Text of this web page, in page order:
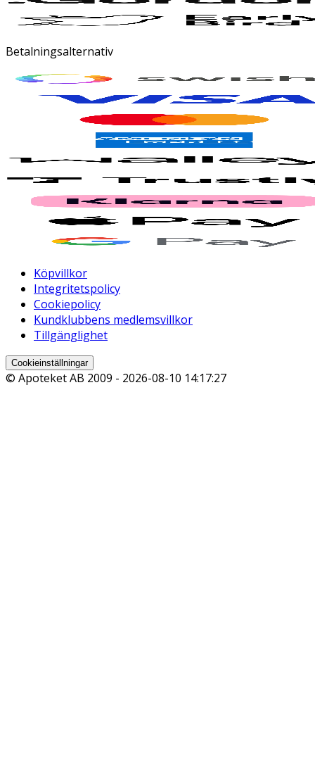
Betalningsalternativ
Köpvillkor
Integritetspolicy
Cookiepolicy
Kundklubbens medlemsvillkor
Tillgänglighet
Cookieinställningar
© Apoteket AB 2009 - 2026-08-10 14:17:27